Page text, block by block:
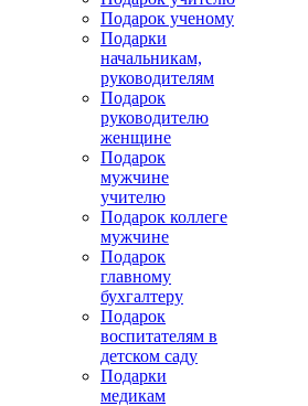
Подарок ученому
Подарки
начальникам,
руководителям
Подарок
руководителю
женщине
Подарок
мужчине
учителю
Подарок коллеге
мужчине
Подарок
главному
бухгалтеру
Подарок
воспитателям в
детском саду
Подарки
медикам